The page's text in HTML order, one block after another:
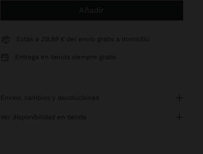
Añadir
Estás a 29,99 € del envío gratis a domicilio
Entrega en tienda siempre gratis
envíos, cambios y devoluciones
ver disponibilidad en tienda